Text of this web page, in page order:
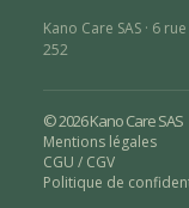
Kano Care SAS · 6
252
© 2026 Kano Care SAS
Mentions légales
CGU / CGV
Politique de